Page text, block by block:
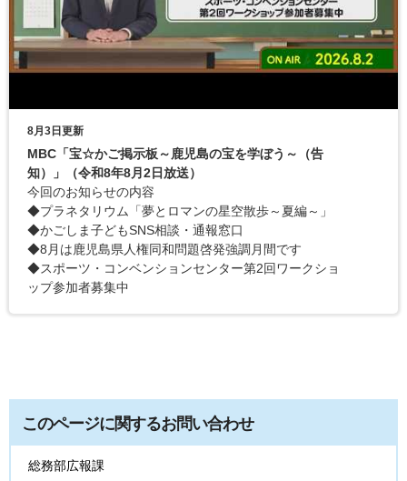
8月3日更新
MBC「宝☆かご掲示板～鹿児島の宝を学ぼう～（告
知）」（令和8年8月2日放送）
今回のお知らせの内容
◆プラネタリウム「夢とロマンの星空散歩～夏編～」
◆かごしま子どもSNS相談・通報窓口
◆8月は鹿児島県人権同和問題啓発強調月間です
◆スポーツ・コンベンションセンター第2回ワークショ
ップ参加者募集中
このページに関するお問い合わせ
総務部広報課